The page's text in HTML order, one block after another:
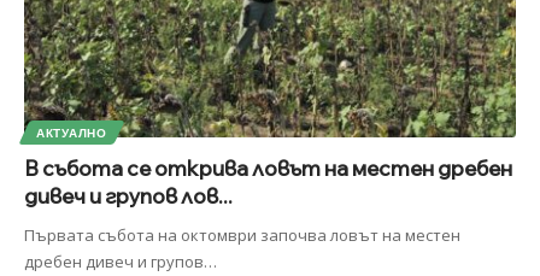
АКТУАЛНО
В събота се открива ловът на местен дребен
дивеч и групов лов...
Първата събота на октомври започва ловът на местен
дребен дивеч и групов…